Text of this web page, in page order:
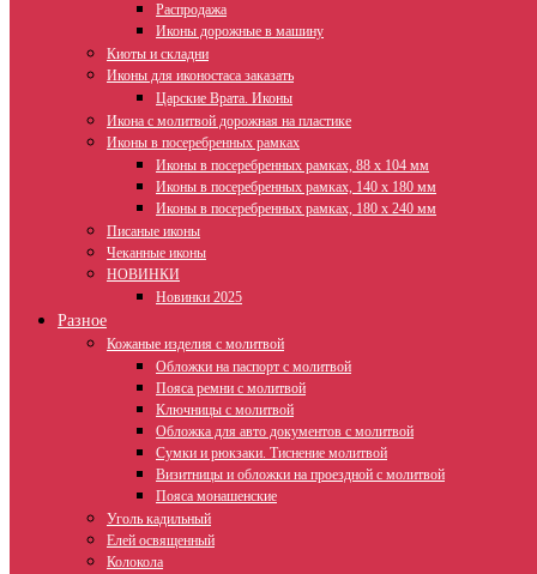
Распродажа
Иконы дорожные в машину
Киоты и складни
Иконы для иконостаса заказать
Царские Врата. Иконы
Икона с молитвой дорожная на пластике
Иконы в посеребренных рамках
Иконы в посеребренных рамках, 88 х 104 мм
Иконы в посеребренных рамках, 140 х 180 мм
Иконы в посеребренных рамках, 180 х 240 мм
Писаные иконы
Чеканные иконы
НОВИНКИ
Новинки 2025
Разное
Кожаные изделия с молитвой
Обложки на паспорт с молитвой
Пояса ремни с молитвой
Ключницы с молитвой
Обложка для авто документов с молитвой
Сумки и рюкзаки. Тиснение молитвой
Визитницы и обложки на проездной с молитвой
Пояса монашенские
Уголь кадильный
Елей освященный
Колокола